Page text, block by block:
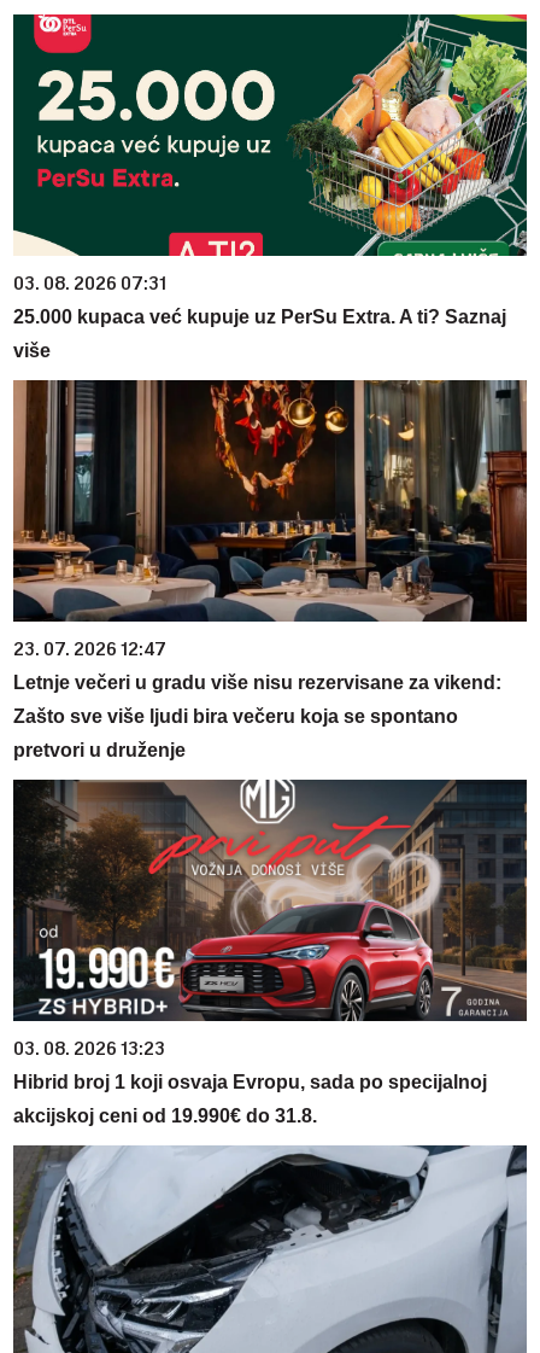
03. 08. 2026 07:31
25.000 kupaca već kupuje uz PerSu Extra. A ti? Saznaj
više
23. 07. 2026 12:47
Letnje večeri u gradu više nisu rezervisane za vikend:
Zašto sve više ljudi bira večeru koja se spontano
pretvori u druženje
03. 08. 2026 13:23
Hibrid broj 1 koji osvaja Evropu, sada po specijalnoj
akcijskoj ceni od 19.990€ do 31.8.